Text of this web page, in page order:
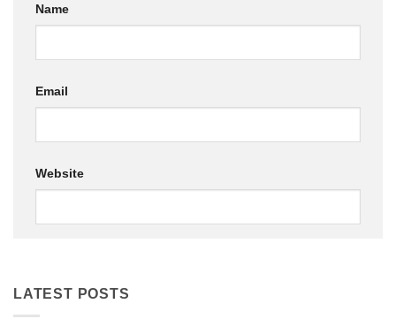
Name
Email
Website
LATEST POSTS